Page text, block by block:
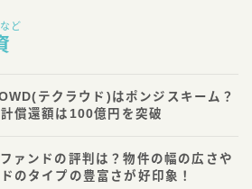
ど
テクラウド)はポンジスキーム？
償還額は100億円を突破
ァンドの評判は？物件の幅の広さや
のタイプの豊富さが好印象！